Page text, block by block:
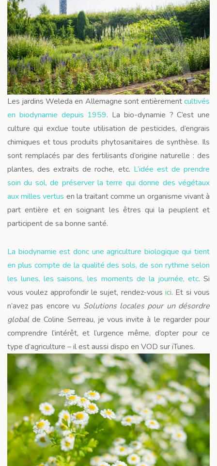
Les jardins Weleda en Allemagne sont entièrementcultivés
en biodynamie depuis 1959. La bio-dynamie ? C’est une
culture qui exclue toute utilisation de pesticides, d’engrais
chimiques et tous produits phytosanitaires de synthèse. Ils
sont remplacés par des fertilisants d’origine naturelle : des
plantes, des extraits de roche, etc. L’idée est de prendre
soin du sol, de préserver la terre qui donne des végétaux
aux milles vertus en la traitant comme un organisme vivant à
part entière et en soignant les êtres qui la peuplent et
participent de sa bonne santé.
La biodynamie est donc une agriculture biologique qui tient
en plus compte de la qualité des sols, de son rythme selon
les lunes, les saisons, les moments de la journée, etc. Si
vous voulez approfondir le sujet, rendez-vous ici. Et si vous
n’avez pas encore vu Solutions locales pour un désordre
globalde Coline Serreau, je vous invite à le regarder pour
comprendre l’intérêt, et l’urgence même, d’opter pour ce
type d’agriculture – il est aussi dispo en VOD sur iTunes.